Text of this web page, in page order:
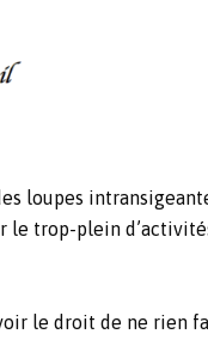
loupes
le trop-plein
le droit de ne rien